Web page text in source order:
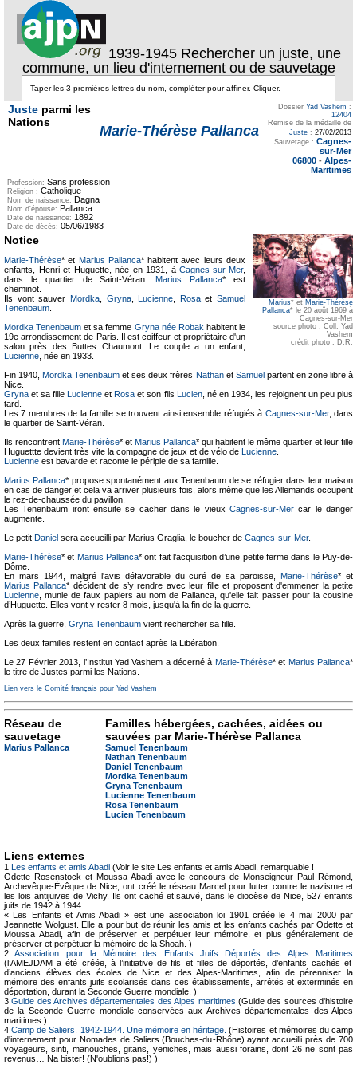
1939-1945 Rechercher un juste, une
commune, un lieu d'internement ou de sauvetage
Juste parmi les
Nations
Marie-Thérèse Pallanca
Dossier Yad Vashem :
12404
Remise de la médaille de
Juste : 27/02/2013
Sauvetage : Cagnes-
sur-Mer
06800 - Alpes-
Maritimes
Profession: Sans profession
Religion : Catholique
Nom de naissance: Dagna
Nom d'épouse: Pallanca
Date de naissance: 1892
Date de décès: 05/06/1983
Marius* et Marie-Thérèse
Pallanca* le 20 août 1969 à
Cagnes-sur-Mer
source photo : Coll. Yad
Vashem
crédit photo : D.R.
Notice
Marie-Thérèse* et Marius Pallanca* habitent avec leurs deux
enfants, Henri et Huguette, née en 1931, à Cagnes-sur-Mer,
dans le quartier de Saint-Véran.Marius Pallanca* est
cheminot.
Ils vont sauver Mordka, Gryna,Lucienne Rosaet Samuel
Tenenbaum
Mordka Tenenbaum et sa femme Gryna née Robak habitent le
19e arrondissement de Paris. Il est coiffeur et propriétaire d'un
salon près des Buttes Chaumont. Le couple a un enfant,
Lucienne , née en 1933.
Fin 1940,Mordka Tenenbaum et ses deux frères Nathanet Samuelpartent en zone libre à
Nice.
Gryna et sa filleLucienne etRosa et son fils Lucien, né en 1934, les rejoignent un peu plus
tard.
Les 7 membres de la famille se trouvent ainsi ensemble réfugiés à Cagnes-sur-Mer, dans
le quartier de Saint-Véran.
Ils rencontrent Marie-Thérèse* et Marius Pallanca* qui habitent le même quartier et leur fille
Huguettte devient très vite la compagne de jeux et de vélo de Lucienne
Lucienne est bavarde et raconte le périple de sa famille.
Marius Pallanca* propose spontanément aux Tenenbaum de se réfugier dans leur maison
en cas de danger et cela va arriver plusieurs fois, alors même que les Allemands occupent
le rez-de-chaussée du pavillon.
Les Tenenbaum iront ensuite se cacher dans le vieux Cagnes-sur-Mer car le danger
augmente.
Le petit Daniel sera accueilli par Marius Graglia, le boucher de Cagnes-sur-Mer.
Marie-Thérèse* et Marius Pallanca* ont fait l’acquisition d’une petite ferme dans le Puy-de-
Dôme.
En mars 1944, malgré l'avis défavorable du curé de sa paroisse,Marie-Thérèse* et
Marius Pallanca* décident de s’y rendre avec leur fille et proposent d'emmener la petite
Lucienne , munie de faux papiers au nom de Pallanca, qu'elle fait passer pour la cousine
d’Huguette. Elles vont y rester 8 mois, jusqu'à la fin de la guerre.
Après la guerre, Gryna Tenenbaum vient rechercher sa fille.
Les deux familles restent en contact après la Libération.
Le 27 Février 2013, l’Institut Yad Vashem a décerné à Marie-Thérèse* et Marius Pallanca*
le titre de Justes parmi les Nations.
Lien vers le Comité français pour Yad Vashem
Réseau de
sauvetage
Marius Pallanca
Familles hébergées, cachées, aidées ou
sauvées par Marie-Thérèse Pallanca
Samuel Tenenbaum
Nathan Tenenbaum
Daniel Tenenbaum
Mordka Tenenbaum
Gryna Tenenbaum
Lucienne Tenenbaum
Rosa Tenenbaum
Lucien Tenenbaum
Liens externes
1 Les enfants et amis Abadi (Voir le site Les enfants et amis Abadi, remarquable !
Odette Rosenstock et Moussa Abadi avec le concours de Monseigneur Paul Rémond,
Archevêque-Évêque de Nice, ont créé le réseau Marcel pour lutter contre le nazisme et
les lois antijuives de Vichy. Ils ont caché et sauvé, dans le diocèse de Nice, 527 enfants
juifs de 1942 à 1944.
« Les Enfants et Amis Abadi » est une association loi 1901 créée le 4 mai 2000 par
Jeannette Wolgust. Elle a pour but de réunir les amis et les enfants cachés par Odette et
Moussa Abadi, afin de préserver et perpétuer leur mémoire, et plus généralement de
préserver et perpétuer la mémoire de la Shoah. )
2Association pour la Mémoire des Enfants Juifs Déportés des Alpes Maritimes
(l’AMEJDAM a été créée, à l’initiative de fils et filles de déportés, d’enfants cachés et
d’anciens élèves des écoles de Nice et des Alpes-Maritimes, afin de pérenniser la
mémoire des enfants juifs scolarisés dans ces établissements, arrêtés et exterminés en
déportation, durant la Seconde Guerre mondiale. )
3Guide des Archives départementales des Alpes maritimes (Guide des sources d'histoire
de la Seconde Guerre mondiale conservées aux Archives départementales des Alpes
maritimes )
4Camp de Saliers. 1942-1944. Une mémoire en héritage. (Histoires et mémoires du camp
d'internement pour Nomades de Saliers (Bouches-du-Rhône) ayant accueilli près de 700
voyageurs, sinti, manouches, gitans, yeniches, mais aussi forains, dont 26 ne sont pas
revenus… Na bister! (N'oublions pas!) )